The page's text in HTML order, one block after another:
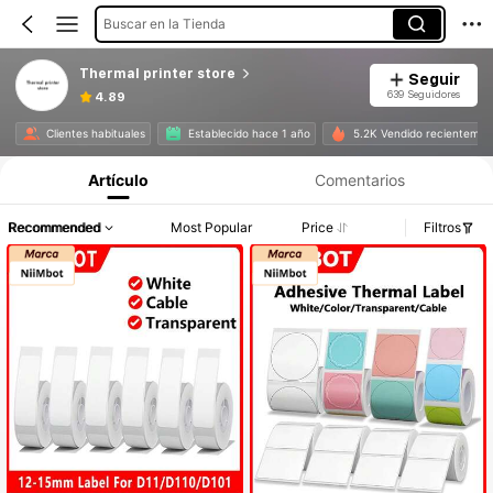
Buscar en la Tienda
Thermal printer store
4.89
Seguir
639 Seguidores
Clientes habituales Establecido hace 1 año 5.2K Vendido
Artículo Comentarios
Recommended Most Popular Price Filtros